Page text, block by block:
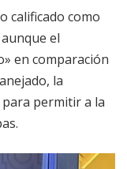
calificado como
el
en comparación
la
permitir a la